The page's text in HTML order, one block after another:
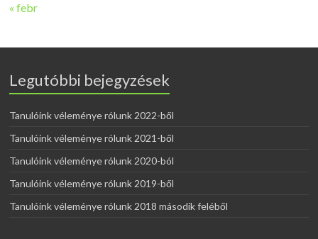
« febr
Legutóbbi bejegyzések
Tanulóink véleménye rólunk 2022-ből
Tanulóink véleménye rólunk 2021-ből
Tanulóink véleménye rólunk 2020-ból
Tanulóink véleménye rólunk 2019-ből
Tanulóink véleménye rólunk 2018 második feléből